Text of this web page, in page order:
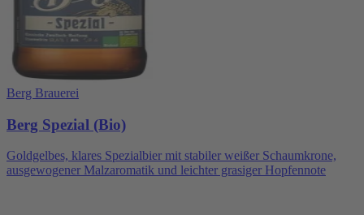
Berg Brauerei
Berg Spezial (Bio)
Goldgelbes, klares Spezialbier mit stabiler weißer Schaumkrone,
ausgewogener Malzaromatik und leichter grasiger Hopfennote